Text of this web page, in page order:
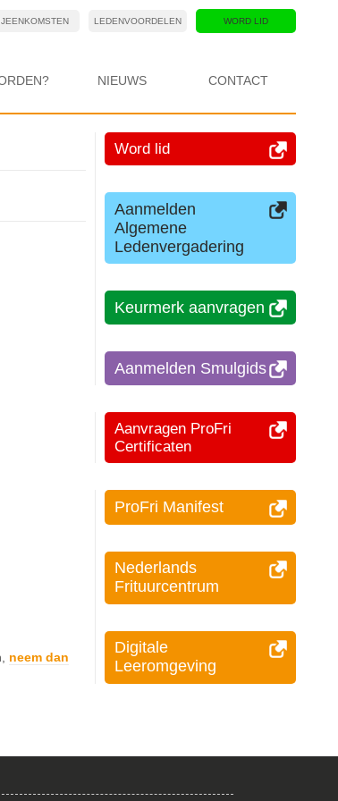
LEDENVOORDELEN WORD LID
NIEUWS CONTACT
neem dan
Word lid
Aanmelden
Algemene
Ledenvergadering
Keurmerk aanvragen
Aanmelden Smulgids
Aanvragen ProFri
Certificaten
ProFri Manifest
Nederlands
Frituurcentrum
Digitale
Leeromgeving